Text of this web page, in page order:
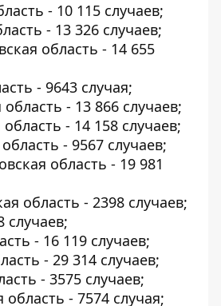
- 10 115 случаев;
- 13 326 случаев;
область - 14 655
- 9643 случая;
- 13 866 случаев;
- 14 158 случаев;
- 9567 случаев;
область - 19 981
область - 2398 случаев;
случаев;
- 16 119 случаев;
- 29 314 случаев;
- 3575 случаев;
область - 7574 случая;